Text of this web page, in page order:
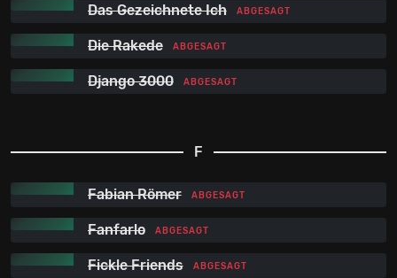
Das Gezeichnete Ich ABGESAGT
Die Rakede ABGESAGT
Django 3000 ABGESAGT
F
Fabian Römer ABGESAGT
Fanfarlo ABGESAGT
Fickle Friends ABGESAGT